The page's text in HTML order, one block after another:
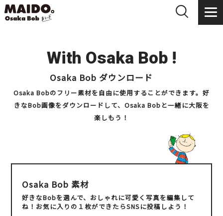
With Osaka Bob !
Osaka Bob ダウンロード
Osaka Bobのフリー素材を自由に使用することができます。 好
きなBob画像をダウンロードして、Osaka Bobと一緒に大阪を
楽しもう！
Osaka Bob 素材
好きなBobを選んで、おしゃれに可愛く写真を編集して
ね！お気に入りの１枚ができたらSNSに投稿しよう！